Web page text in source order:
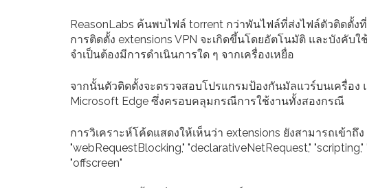
ReasonLabs ค้นพบไฟล์ torrent กว่าพันไฟล์ที่ส่งไฟล์ตัวติดตั้ง
การติดตั้ง extensions VPN จะเกิดขึ้นโดยอัตโนมัติ และบังคับ
จำเป็นต้องมีการดำเนินการใด ๆ จากเครื่องเหยื่อ
จากนั้นตัวติดตั้งจะตรวจสอบโปรแกรมป้องกันมัลแวร์บนเครื่อง
Microsoft Edge ซึ่งครอบคลุมกรณีการใช้งานทั้งสองกรณี
การวิเคราะห์โค้ดแสดงให้เห็นว่า extensions ยังสามารถเข้าถึง
"webRequestBlocking," "declarativeNetRequest," "scripting,"
"offscreen"